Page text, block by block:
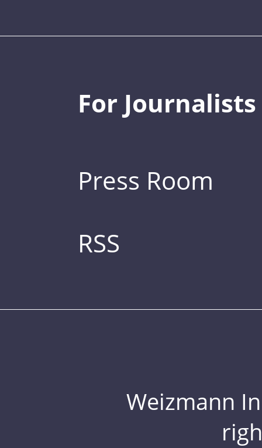
For Journalists
Press Room
RSS
Weizmann